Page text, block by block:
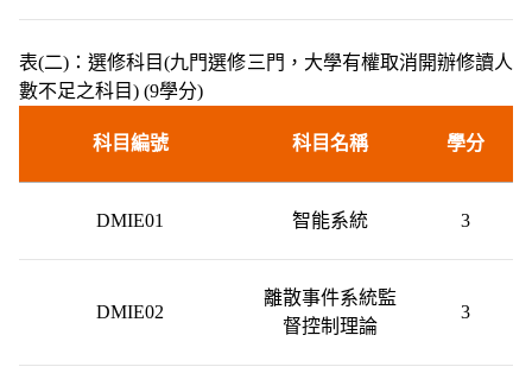
表(二)：選修科目(九門選修三門，大學有權取消開辦修讀人
數不足之科目) (9學分)
科目編號 科目名稱 學分
DMIE01 智能系統 3
DMIE02
離散事件系統監
督控制理論
3